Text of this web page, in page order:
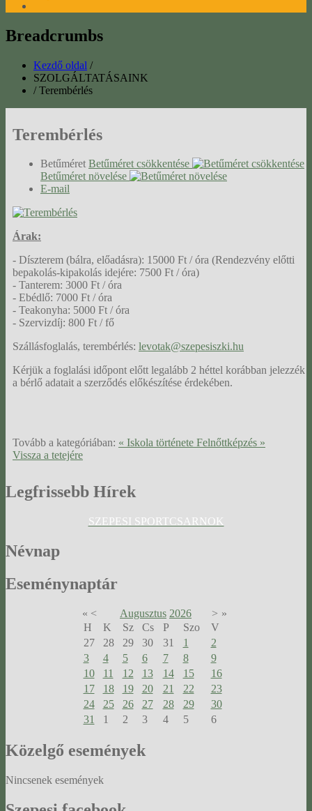
Breadcrumbs
Kezdő oldal /
SZOLGÁLTATÁSAINK
/ Terembérlés
Terembérlés
Betűméret Betűméret csökkentése
Betűméret növelése
E-mail
Árak:
- Díszterem (bálra, előadásra): 15000 Ft / óra (Rendezvény előtti
bepakolás-kipakolás idejére: 7500 Ft / óra)
- Tanterem: 3000 Ft / óra
- Ebédlő: 7000 Ft / óra
- Teakonyha: 5000 Ft / óra
- Szervizdíj: 800 Ft / fő
Szállásfoglalás, terembérlés: levotak@szepesiszki.hu
Kérjük a foglalási időpont előtt legalább 2 héttel korábban jelezzék
a bérlő adatait a szerződés előkészítése érdekében.
Tovább a kategóriában: « Iskola története Felnőttképzés »
Vissza a tetejére
Legfrissebb Hírek
SZEPESI SPORTCSARNOK
Névnap
Eseménynaptár
« < Augusztus 2026 > »
H
K Sz Cs P Szo
V
27
28 29 30 31 1
2
3
4 5 6 7 8
9
10
11 12 13 14 15
16
17
18 19 20 21 22
23
24
25 26 27 28 29
30
31
1 2 3 4 5 6
Közelgő események
Nincsenek események